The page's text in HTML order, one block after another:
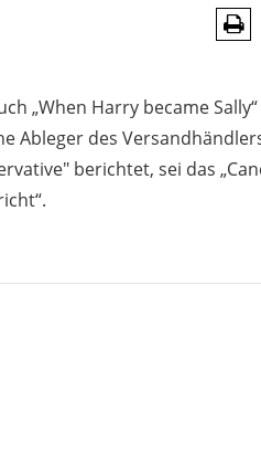
„When Harry became
Ableger des
berichtet, sei das